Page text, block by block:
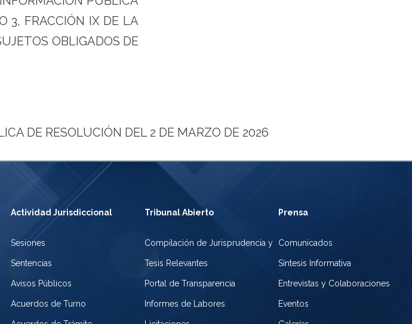
3, FRACCIÓN IX DE LA
OBLIGADOS DE
DE RESOLUCIÓN DEL 2 DE MARZO DE 2026
Actividad Jurisdiccional
Sesiones
Sentencias
Avisos Públicos
Acuerdos de Turno
Tribunal Abierto
Compilación de Jurisprudencia y
Tesis Relevantes
Portal de Transparencia
Informes de Labores
Prensa
Comunicados
Síntesis Informativa
Entrevistas y Colaboraciones
Eventos